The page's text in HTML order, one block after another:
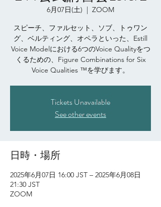
6月07日(土)
  |
ZOOM
スピーチ、ファルセット、ソブ、トゥワン
グ、ベルティング、オペラといった、Estill
Voice Modelにおける6つのVoice Qualityをつ
くるための、Figure Combinations for Six
Voice Qualities ™を学びます。
Tickets Unavailable
See other events
日時・場所
2025年6月07日 16:00 JST – 2025年6月08日
21:30 JST
ZOOM